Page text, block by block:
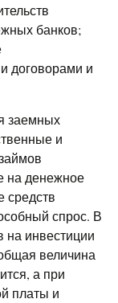
банков;
договорами и
заемных
и
на денежное
средств
спрос. В
на инвестиции
величина
а при
платы и